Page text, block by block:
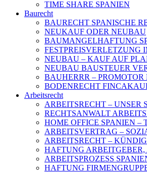
TIME SHARE SPANIEN
Baurecht
BAURECHT SPANISCHE
NEUKAUF ODER NEUBAU
BAUMANGELHAFTUNG
FESTPREISVERLETZUNG
NEUBAU – KAUF AUF
NEUBAU BAUSTEUER
BAUHERRR –
BODENRECHT
Arbeitsrecht
ARBEITSRECHT – UNSER
RECHTSANWALT
HOME OFFICE SPANIEN –
ARBEITSVERTRAG –
ARBEITSRECHT –
HAFTUNG
ARBEITSPROZESS
HAFTUNG